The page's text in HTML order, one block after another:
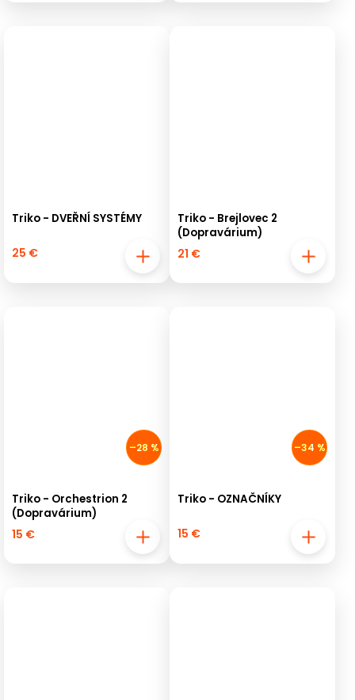
Triko - DVEŘNÍ SYSTÉMY
25 €
Triko - Brejlovec 2
(Dopravárium)
21 €
–28 %
Triko - Orchestrion 2
(Dopravárium)
15 €
–34 %
Triko - OZNAČNÍKY
15 €